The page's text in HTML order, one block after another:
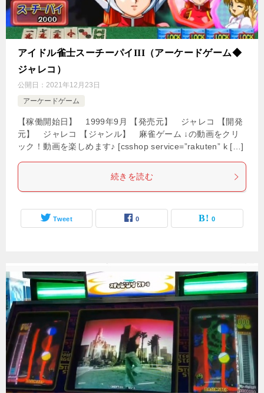
アイドル雀士スーチーパイIII（アーケードゲーム◆
ジャレコ）
公開日： 2021年12月23日
アーケードゲーム
【稼働開始日】 1999年9月 【発売元】 ジャレコ 【開発
元】 ジャレコ 【ジャンル】 麻雀ゲーム ↓の動画をクリ
ック！動画を楽しめます♪ [csshop service=”rakuten” k […]
続きを読む
Tweet 0 0